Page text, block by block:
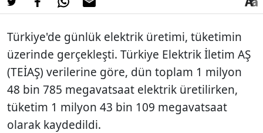
Türkiye'de günlük elektrik üretimi, tüketimin
üzerinde gerçekleşti. Türkiye Elektrik İletim AŞ
(TEİAŞ) verilerine göre, dün toplam 1 milyon
48 bin 785 megavatsaat elektrik üretilirken,
tüketim 1 milyon 43 bin 109 megavatsaat
olarak kaydedildi.